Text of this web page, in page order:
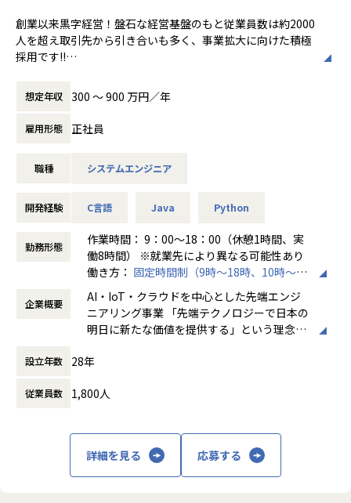
1ヵ月半～2ヵ月に1度のペースで営業担当による技術者へ
の定期面談を実施。
不満・不安をヒアリングすると同時に、自分が歩んでいき
たいキャリアを共有し、スキルの向上とモチベーションの維
経験のある技術者をリーダーに任命し、技術者のフォロー
リーダーと営業は月に1度会議の場を設けており、情報共
【業務の変更の範囲】
創業以来黒字経営！盤石な経営基盤のもと従業員数は約2000
人を超え取引先から引き合いも多く、事業拡大に向けた積極
採用です!!
ご志向／ご希望に応じて、プロジェクトを決定しますので、
是非面接でお話しください！
◆取引業界
・ システム要件定義・設計（上流）SE
※ご志向・ご希望に応じて、プロジェクトを決定します
※地元密着主義のため、地元の大手企業でのプロジェクト
を前提としています。
＜魅力ポイント＞
★転勤がない会社
地域愛採用を行っているため、基本的にご自宅から通える
家族と一緒に過ごすことができ、好きな地域で安心して働
基本給で勝負している会社です！技術手当等で大きく見せ
ることをしておりません。
昇給は、基本給を上げていくため、賞与や残業代も必然的
想定年収 300 〜 900 万円／年
雇用形態 正社員
職種 システムエンジニア
開発経験 C言語 Java Python
勤務形態
作業時間： 9：00～18：00（休憩1時間、実
働8時間） ※就業先により異なる可能性あり
働き方： 固定時間制（9時～18時、10時～19
時間外労働の有無： 有（月平均20時間～30
時間）
休憩時間： 60分
企業概要
AI・IoT・クラウドを中心とした先端エンジ
ニアリング事業 「先端テクノロジーで日本の
明日に新たな価値を提供する」という理念を
た先端テクノロジーの中で「ジャパニアスだ
アリング業界から必要とされ続ける会社を目
設立年数 28年
従業員数 1,800人
詳細を見る 応募する